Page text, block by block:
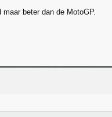
beter dan de MotoGP.